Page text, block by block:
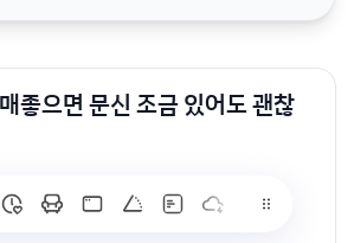
좋으면 문신 조금 있어도 괜찮